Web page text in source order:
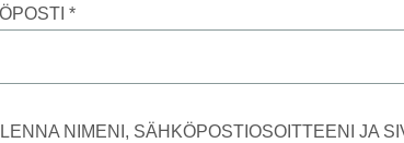
*
NIMENI, SÄHKÖPOSTIOSOITTEENI JA